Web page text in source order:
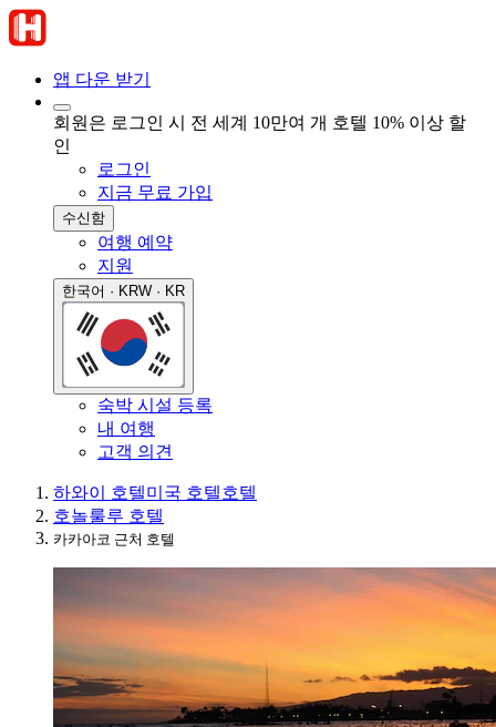
앱 다운 받기
회원은 로그인 시 전 세계 10만여 개 호텔 10% 이상 할
인
로그인
지금 무료 가입
수신함
여행 예약
지원
한국어 · KRW · KR
숙박 시설 등록
내 여행
고객 의견
하와이 호텔미국 호텔호텔
호놀룰루 호텔
카카아코 근처 호텔